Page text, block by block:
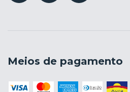
Meios de pagamento